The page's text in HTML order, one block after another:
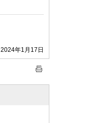
2024年1月17日